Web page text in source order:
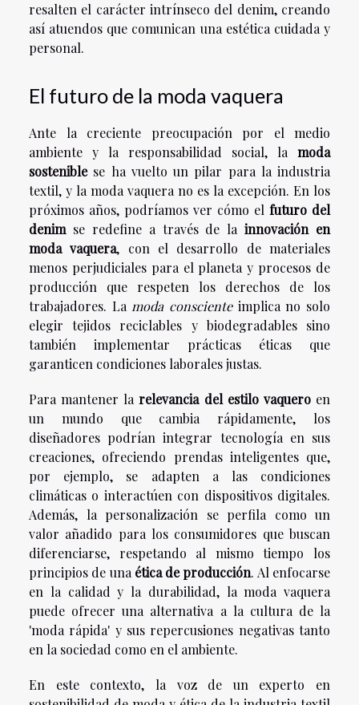
resalten el carácter intrínseco del denim, creando
así atuendos que comunican una estética cuidada y
personal.
El futuro de la moda vaquera
Ante la creciente preocupación por el medio
ambiente y la responsabilidad social, la moda
sosteniblese ha vuelto un pilar para la industria
textil, y la moda vaquera no es la excepción. En los
próximos años, podríamos ver cómo el futuro del
denim se redefine a través de lainnovación en
moda vaquera, con el desarrollo de materiales
menos perjudiciales para el planeta y procesos de
producción que respeten los derechos de los
trabajadores. La moda conscienteimplica no solo
elegir tejidos reciclables y biodegradables sino
también implementar prácticas éticas que
garanticen condiciones laborales justas.
Para mantener larelevancia del estilo vaqueroen
un mundo que cambia rápidamente, los
diseñadores podrían integrar tecnología en sus
creaciones, ofreciendo prendas inteligentes que,
por ejemplo, se adapten a las condiciones
climáticas o interactúen con dispositivos digitales.
Además, la personalización se perfila como un
valor añadido para los consumidores que buscan
diferenciarse, respetando al mismo tiempo los
principios de una ética de producción. Al enfocarse
en la calidad y la durabilidad, la moda vaquera
puede ofrecer una alternativa a la cultura de la
'moda rápida' y sus repercusiones negativas tanto
en la sociedad como en el ambiente.
En este contexto, la voz de un experto en